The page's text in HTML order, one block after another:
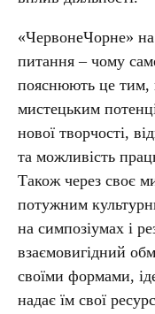
«ЧервонеЧорне» на
питання – чому
пояснюють це тим,
мистецьким
нової творчості,
та можливість
Також через своє
потужним
на симпозіумах і
взаємовигідний
своїми формами,
надає їм свої